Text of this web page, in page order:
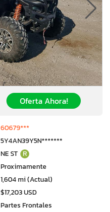
Oferta Ahora!
60679***
5Y4AN39Y5N*******
NE ST R
Proximamente
1,604 mi (Actual)
$17,203 USD
Partes Frontales